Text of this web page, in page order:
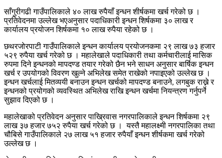
साँगुरीगढी गाउँपालिकाले ४० लाख रुपैयाँ इन्धन शीर्षकमा खर्च गरेको छ ।
प्रतिवेदनमा उल्लेख भएअनुसार पदाधिकारी इन्धन शिर्षकमा ३० लाख र
कार्यालय प्रयोजन शिर्षकमा १० लाख रुपैया रहेको छ ।
छथरजोरपाटी गाउँपालिकाले इन्धन कार्यालय प्रयोजनकमा २९ लाख ७३ हजार
५२९ रुपैया खर्च गरेको छ । महालेखाले पदाधिकारी तथा कर्मचारीलाई मासिक
रुपमा दिने इन्धनको मापदण्ड तयार गरेको छैन भने साधन अनुसार बार्षिक इन्धन
खर्च र उपयोगको विवरण खुल्ने अभिलेख समेत राखेको नपाइएको उल्लेख छ ।
इन्धन खर्चलाई मितव्ययी बनाउन इन्धन खर्चको मापदण्ड बनाउने, लगबुक राख्ने र
इन्धनको प्रयोगको व्यवस्थित अभिलेख राखि इन्धन खर्चमा नियन्त्रण गर्नुपर्ने
सुझाव दिएको छ ।
महालेखाको प्रतिवेदन अनुसार पाख्रिवास नगरपालिकाले इन्धन शिर्षकमा २९
लाख ३७ हजार ७५२ रुपैया खर्च गरेको छ । यस्तै महालक्ष्मी नगरपालिका तथा
चौबिसे गाउँपालिकाले २७ लाख ५१ हजार रुपैयाँ इन्धन शीर्षकमा खर्च गरेको
उल्लेख छ ।